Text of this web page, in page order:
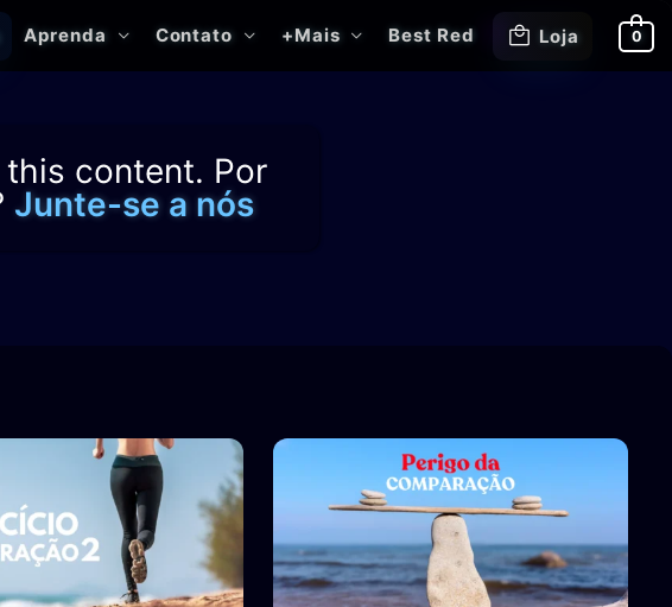
Aprenda Contato +Mais Best Red Loja 0
content. Por
Junte-se a nós